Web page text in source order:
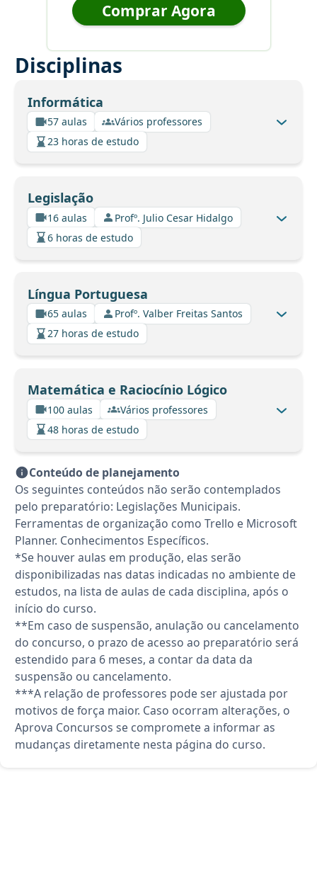
Comprar Agora
Disciplinas
Informática
57 aulas
Vários professores
23 horas de estudo
Legislação
16 aulas
Profº. Julio Cesar Hidalgo
6 horas de estudo
Língua Portuguesa
65 aulas
Profº. Valber Freitas Santos
27 horas de estudo
Matemática e Raciocínio Lógico
100 aulas
Vários professores
48 horas de estudo
Conteúdo de planejamento
Os seguintes conteúdos não serão contemplados
pelo preparatório: Legislações Municipais.
Ferramentas de organização como Trello e Microsoft
Planner. Conhecimentos Específicos.
*Se houver aulas em produção, elas serão
disponibilizadas nas datas indicadas no ambiente de
estudos, na lista de aulas de cada disciplina, após o
início do curso.
**Em caso de suspensão, anulação ou cancelamento
do concurso, o prazo de acesso ao preparatório será
estendido para 6 meses, a contar da data da
suspensão ou cancelamento.
***A relação de professores pode ser ajustada por
motivos de força maior. Caso ocorram alterações, o
Aprova Concursos se compromete a informar as
mudanças diretamente nesta página do curso.